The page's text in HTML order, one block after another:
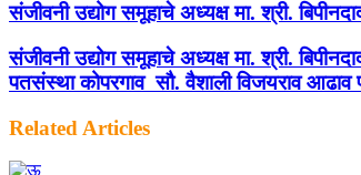
संजीवनी उद्योग समूहाचे अध्यक्ष मा. श्री.
संजीवनी उद्योग समूहाचे अध्यक्ष मा. श्री.
पतसंस्था कोपरगाव सौ. वैशाली विजयराव आढाव
Related Articles